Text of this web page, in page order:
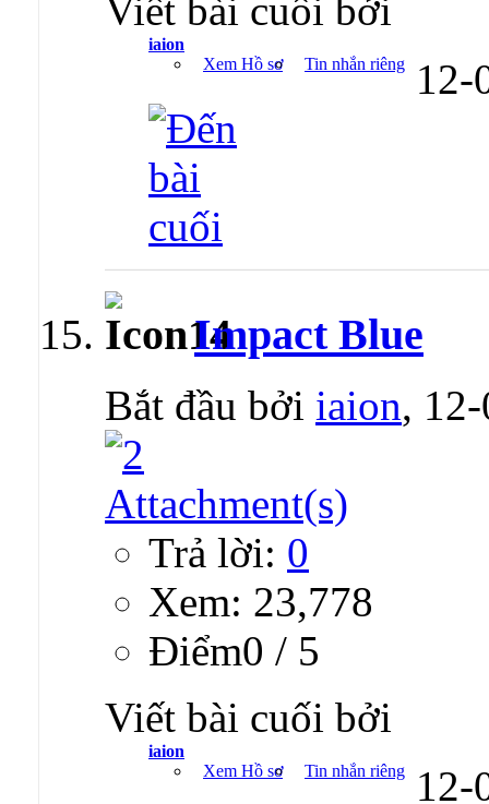
Viết bài cuối bởi
iaion
Xem Hồ sơ
Tin nhắn riêng
Impact Blue
Bắt đầu bởi iaion,
Trả lời: 0
Xem: 23,778
Ðiểm0 / 5
Viết bài cuối bởi
iaion
Xem Hồ sơ
Tin nhắn riêng